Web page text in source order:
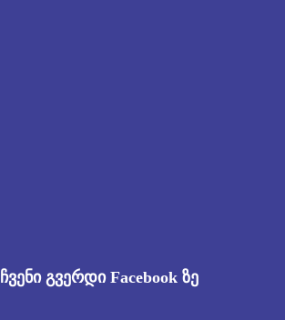
ჩვენი გვერდი Facebook ზე